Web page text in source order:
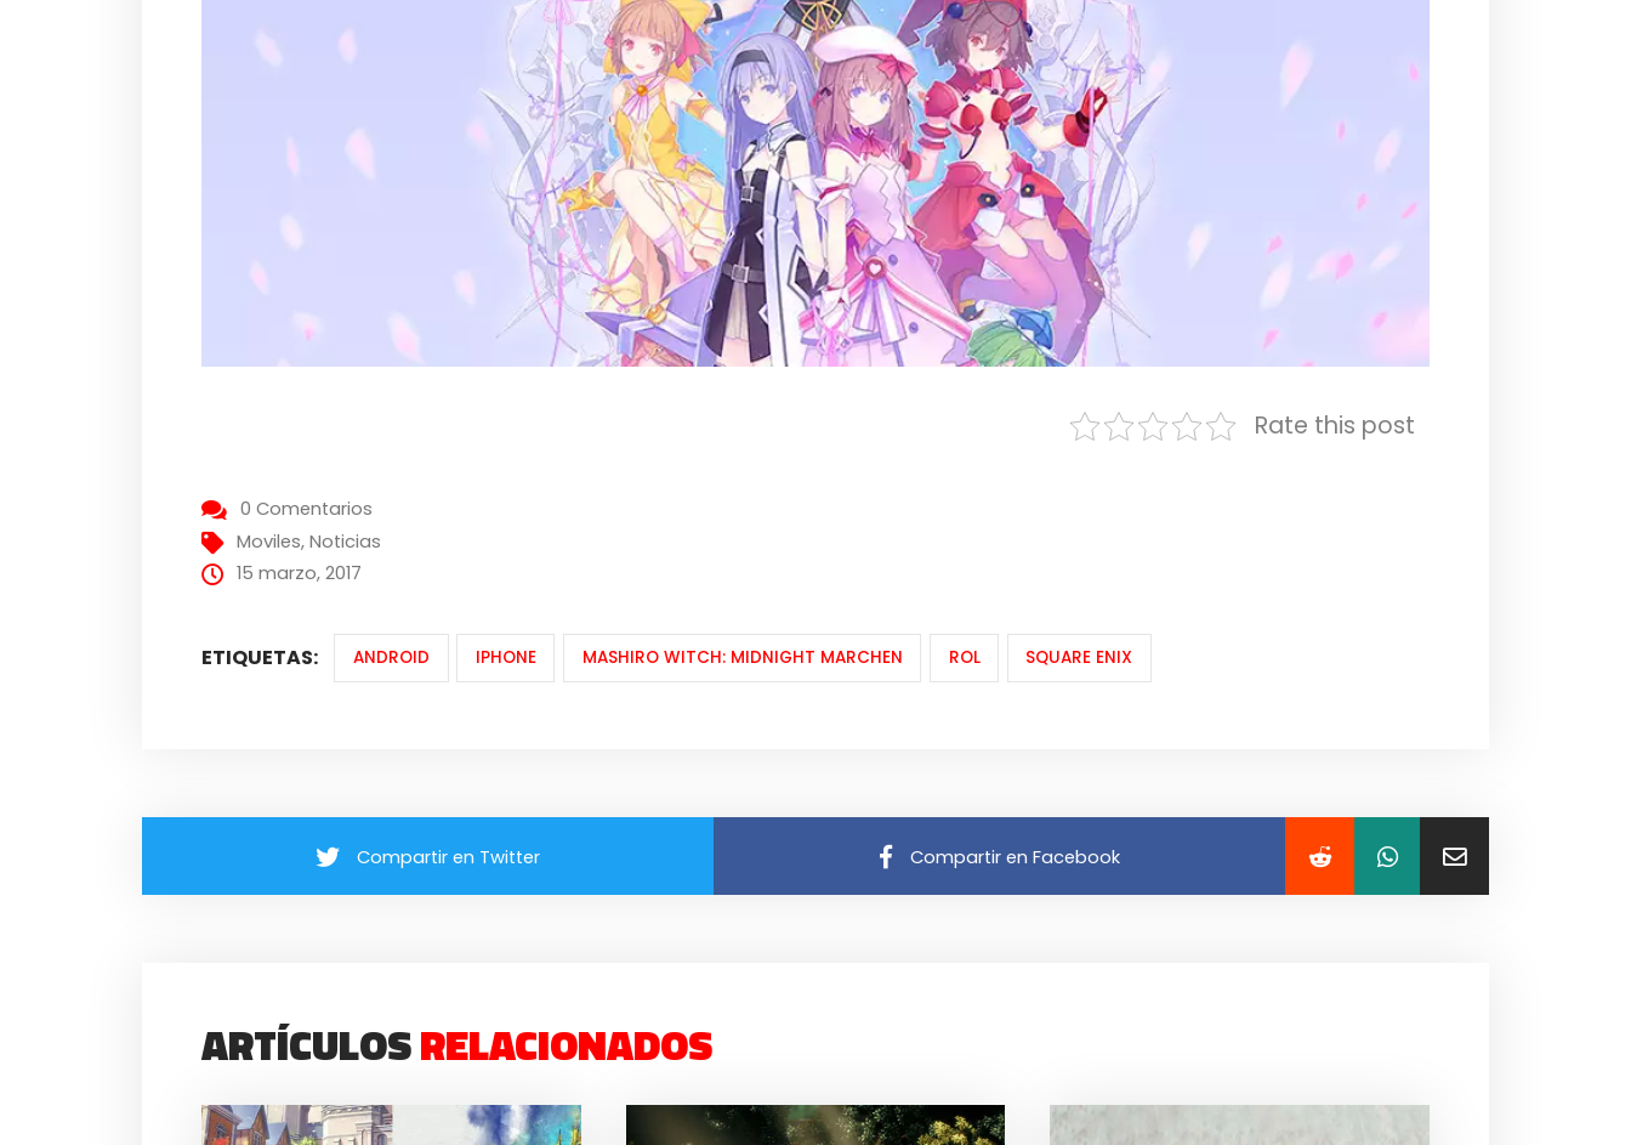
Rate this post
0 Comentarios
Moviles,Noticias
15 marzo, 2017
ETIQUETAS: ANDROID IPHONE MASHIRO WITCH: MIDNIGHT MARCHEN ROL SQUARE ENIX
Compartir en Twitter Compartir en Facebook
ARTÍCULOSRELACIONADOS